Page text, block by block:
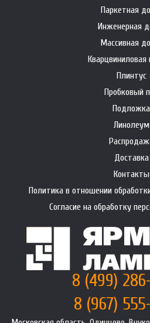
Паркетная
Инженерная
Массивная
Кварцвиниловая
Плинтус
Пробковый
Подложка
Линолеум
Доставка
Контакты
Политика в отношении
Согласие на обработку
8 (499)
8 (967)